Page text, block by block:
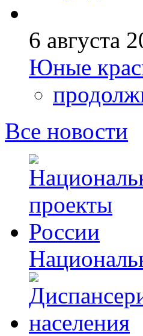
6 августа
Юные
Все новости